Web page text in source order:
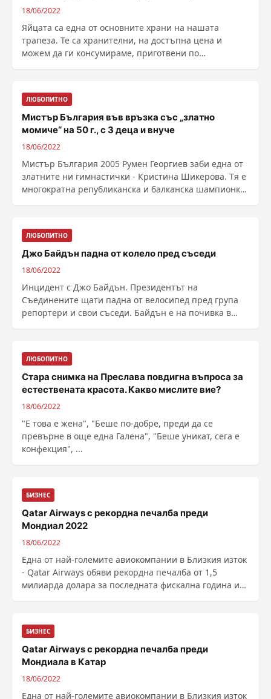
18/06/2022
Яйцата са една от основните храни на нашата
трапеза. Те са хранителни, на достъпна цена и
можем да ги консумираме, приготвени по
добр...
ЛЮБОПИТНО
Мистър България във връзка със „златно
момиче“ на 50 г., с 3 деца и внуче
18/06/2022
Мистър България 2005 Румен Георгиев заби една от
златните ни гимнастички - Кристина Шикерова. Тя е
многократна републиканска и балканска шампионка,
ЛЮБОПИТНО
Джо Байдън падна от колело пред съседи
18/06/2022
Инцидент с Джо Байдън. Президентът на
Съединените щати падна от велосипед пред група
репортери и свои съседи. Байдън е на почивка в
ЛЮБОПИТНО
Стара снимка на Преслава повдигна въпроса за
естествената красота. Какво мислите вие?
18/06/2022
"Е това е жена", "Беше по-добре, преди да се
превърне в още една Галена", "Беше уникат, сега е
конфекция", ...
БИЗНЕС
Qatar Airways с рекордна печалба преди
Мондиал 2022
18/06/2022
Една от най-големите авиокомпании в Близкия изток
- Qatar Airways обяви рекордна печалба от 1,5
милиарда долара за последната фискална година и
БИЗНЕС
Qatar Airways с рекордна печалба преди
Мондиала в Катар
18/06/2022
Една от най-големите авиокомпании в Близкия изток